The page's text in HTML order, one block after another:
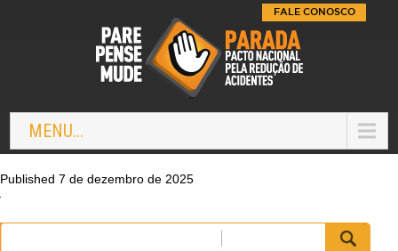
MENU...
FALE CONOSCO
Published 7 de dezembro de 2025
Pesquisar
por: